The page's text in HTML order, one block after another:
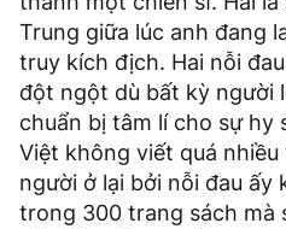
Trung giữa lúc anh đang
truy kích địch. Hai nỗi
đột ngột dù bất kỳ người
chuẩn bị tâm lí cho sự hy
Việt không viết quá
người ở lại bởi nỗi đau ấy
trong 300 trang sách mà